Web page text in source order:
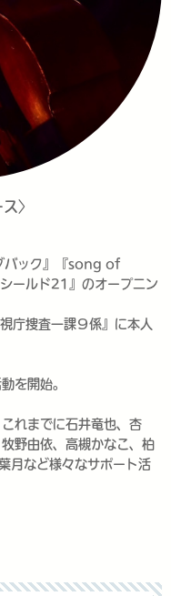
〉
バック』『song of
ールド21』のオープニン
庁捜査一課９係』に本人
を開始。
れまでに石井竜也、杏
野由依、高槻かなこ、柏
月など様々なサポート活